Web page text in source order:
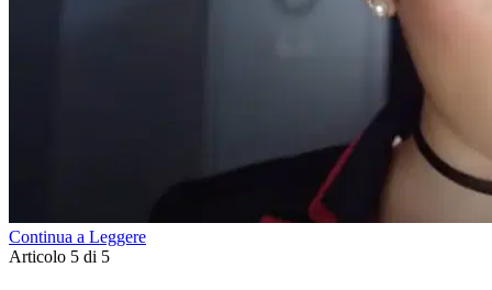
Continua a Leggere
Articolo 5 di 5